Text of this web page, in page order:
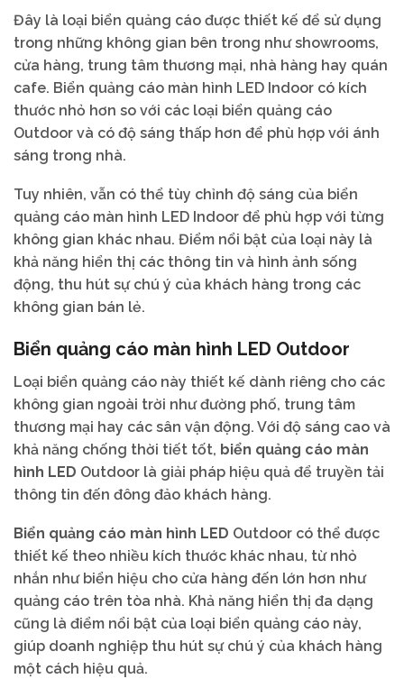
Đây là loại biển quảng cáo được thiết kế để sử dụng
trong những không gian bên trong như showrooms,
cửa hàng, trung tâm thương mại, nhà hàng hay quán
cafe. Biển quảng cáo màn hình LED Indoor có kích
thước nhỏ hơn so với các loại biển quảng cáo
Outdoor và có độ sáng thấp hơn để phù hợp với ánh
sáng trong nhà.
Tuy nhiên, vẫn có thể tùy chỉnh độ sáng của biển
quảng cáo màn hình LED Indoor để phù hợp với từng
không gian khác nhau. Điểm nổi bật của loại này là
khả năng hiển thị các thông tin và hình ảnh sống
động, thu hút sự chú ý của khách hàng trong các
không gian bán lẻ.
Biển quảng cáo màn hình LED Outdoor
Loại biển quảng cáo này thiết kế dành riêng cho các
không gian ngoài trời như đường phố, trung tâm
thương mại hay các sân vận động. Với độ sáng cao và
khả năng chống thời tiết tốt, biển quảng cáo màn
hình LED Outdoor là giải pháp hiệu quả để truyền tải
thông tin đến đông đảo khách hàng.
Biển quảng cáo màn hình LED Outdoor có thể được
thiết kế theo nhiều kích thước khác nhau, từ nhỏ
nhắn như biển hiệu cho cửa hàng đến lớn hơn như
quảng cáo trên tòa nhà. Khả năng hiển thị đa dạng
cũng là điểm nổi bật của loại biển quảng cáo này,
giúp doanh nghiệp thu hút sự chú ý của khách hàng
một cách hiệu quả.